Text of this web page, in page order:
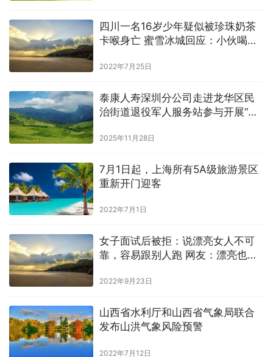
四川一名16岁少年疑似被珍珠奶茶
卡喉身亡 蜜雪冰城回应：小伙喝珍
2022年7月25日
泰康人寿深圳分公司走进龙华区民
治街道退役军人服务站参与开展“红
团活动
2025年11月28日
7月1日起，上海所有5A级旅游景区
重新开门迎客
2022年7月1日
女子面试后被拒：说漂亮女人不可
靠，容易跟别人跑 网友：漂亮也有
2022年9月23日
山西省水利厅和山西省气象局联合
发布山洪气象风险预警
2022年7月12日